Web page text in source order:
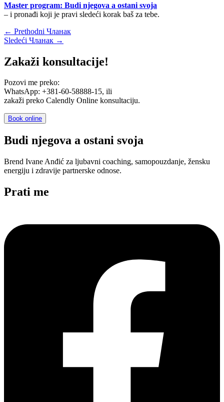
Master program: Budi njegova a ostani svoja
– i pronađi koji je pravi sledeći korak baš za tebe.
← Prethodni Чланак
Sledeći Чланак →
Zakaži konsultacije!
Pozovi me preko:
WhatsApp: +381-60-58888-15, ili
zakaži preko Calendly Online konsultaciju.
Book online
Budi njegova a ostani svoja
Brend Ivane Anđić za ljubavni coaching, samopouzdanje, žensku
energiju i zdravije partnerske odnose.
Prati me